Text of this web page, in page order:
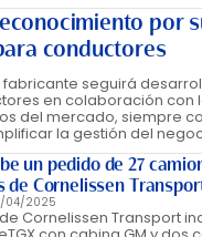
por
conductores
fabricante seguirá
en colaboración con
del mercado, siempre
la gestión del
un pedido de 27
de Cornelissen
04/2025
Cornelissen Transport